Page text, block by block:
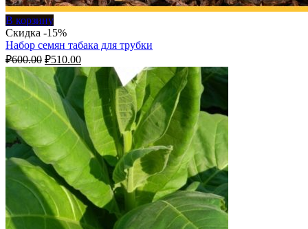
В корзину
Скидка -15%
Набор семян табака для трубки
₽600.00 Первоначальная
цена
составляла
₽600.00.
₽510.00Текущая
цена:
₽510.00.